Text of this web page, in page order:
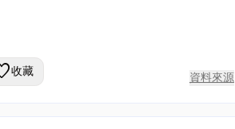
收藏 資料來源